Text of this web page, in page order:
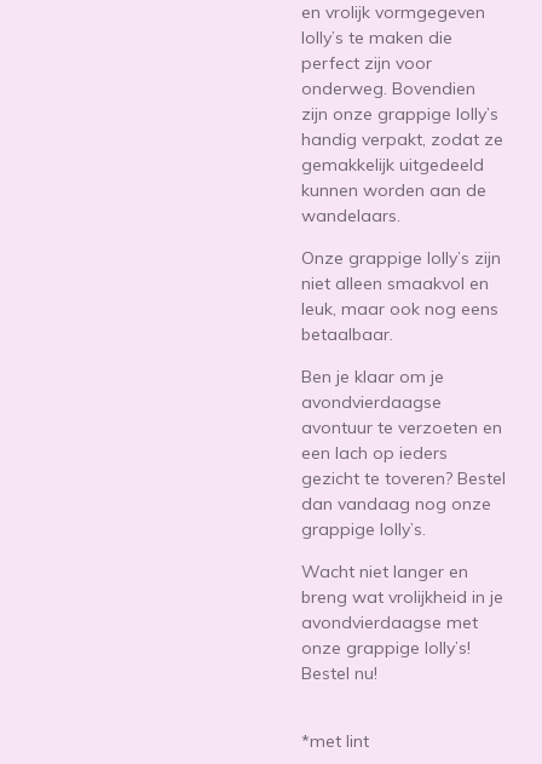
en vrolijk vormgegeven
lolly’s te maken die
perfect zijn voor
onderweg. Bovendien
zijn onze grappige lolly’s
handig verpakt, zodat ze
gemakkelijk uitgedeeld
kunnen worden aan de
wandelaars.
Onze grappige lolly’s zijn
niet alleen smaakvol en
leuk, maar ook nog eens
betaalbaar.
Ben je klaar om je
avondvierdaagse
avontuur te verzoeten en
een lach op ieders
gezicht te toveren? Bestel
dan vandaag nog onze
grappige lolly’s.
Wacht niet langer en
breng wat vrolijkheid in je
avondvierdaagse met
onze grappige lolly’s!
Bestel nu!
*met lint